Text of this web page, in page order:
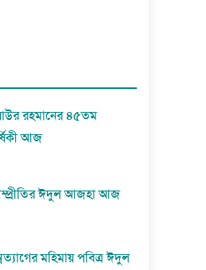
রহমানের ৪৫তম
আজ
ঈদুল আজহা আজ
মহিমায় পবিত্র ঈদুল